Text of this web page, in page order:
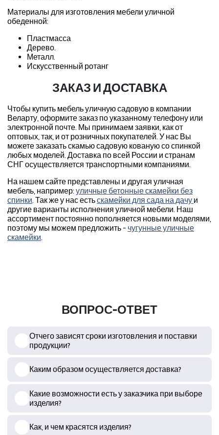
Материалы для изготовления мебели уличной
обеденной:
Пластмасса
Дерево.
Металл.
Искусственный ротанг
ЗАКАЗ И ДОСТАВКА
Чтобы купить мебель уличную садовую в компании
Веларту, оформите заказ по указанному телефону или
электронной почте. Мы принимаем заявки, как от
оптовых, так, и от розничных покупателей. У нас Вы
можете заказать скамью садовую кованую со спинкой
любых моделей. Доставка по всей России и странам
СНГ осуществляется транспортными компаниями.
На нашем сайте представлены и другая уличная
мебель, например: уличные бетонные скамейки без
спинки. Так же у нас естьскамейки для сада на дачу и
другие варианты исполнения уличной мебели. Наш
ассортимент постоянно пополняется новыми моделями,
поэтому мы можем предложить - чугунные уличные
скамейки.
ВОПРОС-ОТВЕТ
Отчего зависят сроки изготовления и поставки
продукции?
Каким образом осуществляется доставка?
Какие возможности есть у заказчика при выборе
изделия?
Как, и чем красятся изделия?